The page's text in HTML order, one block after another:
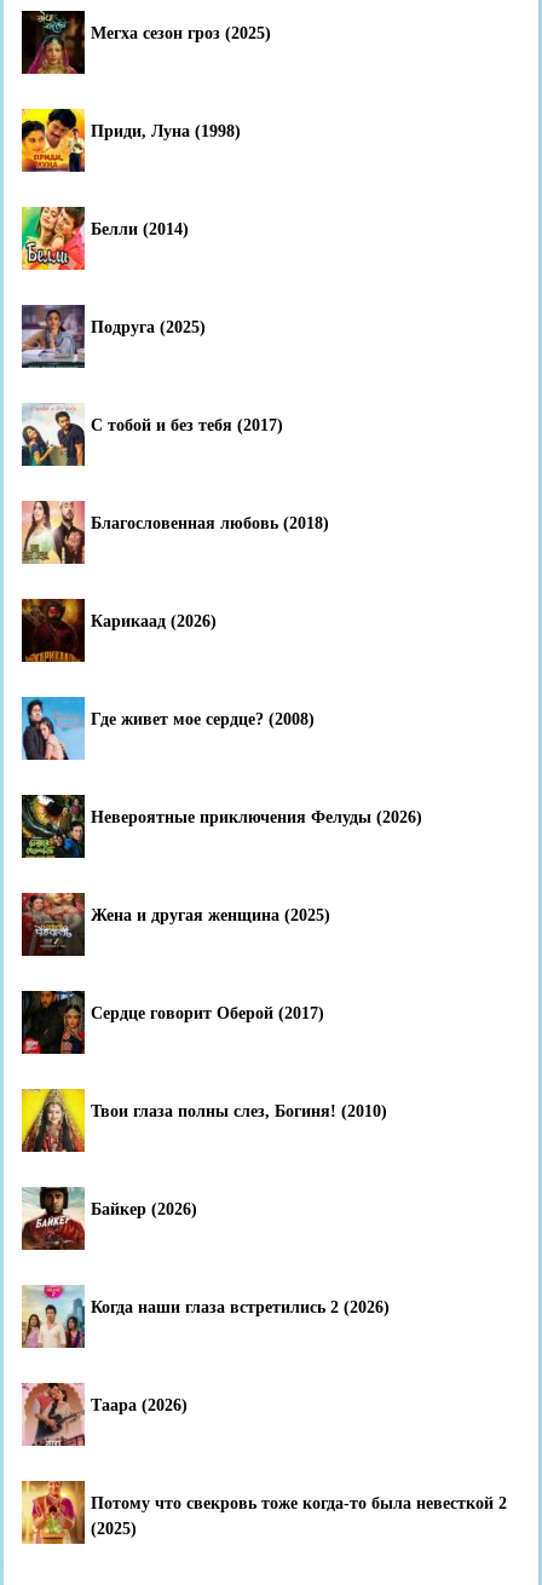
Мегха сезон гроз (2025)
Приди, Луна (1998)
Белли (2014)
Подруга (2025)
С тобой и без тебя (2017)
Благословенная любовь (2018)
Карикаад (2026)
Где живет мое сердце? (2008)
Невероятные приключения Фелуды (2026)
Жена и другая женщина (2025)
Сердце говорит Оберой (2017)
Твои глаза полны слез, Богиня! (2010)
Байкер (2026)
Когда наши глаза встретились 2 (2026)
Таара (2026)
Потому что свекровь тоже когда-то была невесткой 2
(2025)